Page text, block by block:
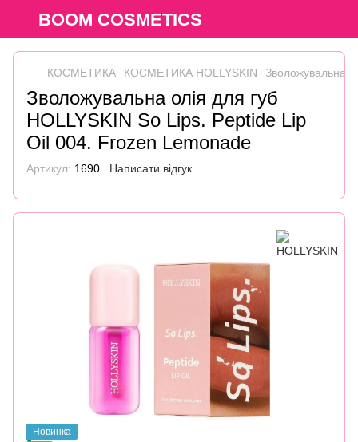
BOOM COSMETICS
КОСМЕТИКА КОСМЕТИКА HOLLYSKIN Зволожувальна
Зволожувальна олія для губ
HOLLYSKIN So Lips. Peptide Lip
Oil 004. Frozen Lemonade
Артикул: 1690 Написати відгук
Новинка